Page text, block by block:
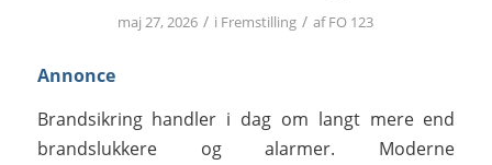
maj 27, 2026 / i Fremstilling / afFO 123
Annonce
Brandsikring handler i dag om langt mere end
brandslukkere og alarmer. Moderne